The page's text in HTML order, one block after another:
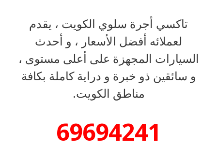
تاكسي أجرة سلوي الكويت ، يقدم
لعملائه أفضل الأسعار ، و أحدث
السيارات المجهزة على أعلى مستوى ،
و سائقين ذو خبرة و دراية كاملة بكافة
مناطق الكويت.
69694241